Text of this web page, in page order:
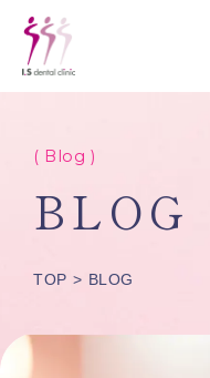
( Blog )
BLOG
TOP BLOG